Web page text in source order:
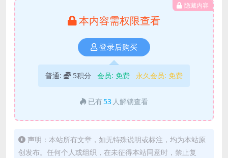
隐藏内容
本内容需权限查看
登录后购买
普通: 5积分 会员: 免费 永久会员: 免费
已有 53 人解锁查看
声明：本站所有文章，如无特殊说明或标注，均为本站原
创发布。任何个人或组织，在未征得本站同意时，禁止复